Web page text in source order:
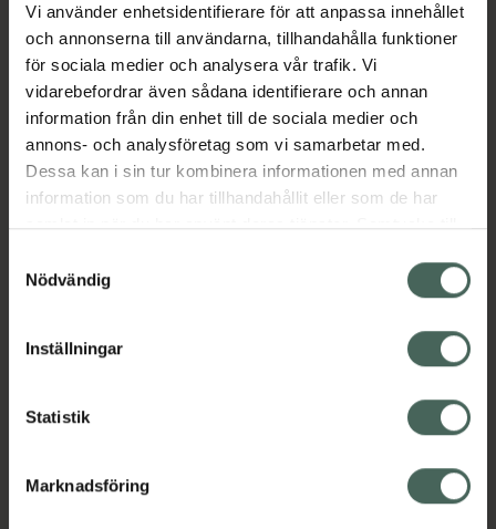
Vi använder enhetsidentifierare för att anpassa innehållet
och annonserna till användarna, tillhandahålla funktioner
för sociala medier och analysera vår trafik. Vi
vidarebefordrar även sådana identifierare och annan
information från din enhet till de sociala medier och
annons- och analysföretag som vi samarbetar med.
Dessa kan i sin tur kombinera informationen med annan
information som du har tillhandahållit eller som de har
samlat in när du har använt deras tjänster. Samtycke till
återkalla ditt samtycke via webbplatsens
cookieinställningar. Ett återkallat samtycke påverkar inte
lagligheten av behandling som skett innan återkallelsen.
Nödvändig
Inställningar
Statistik
Marknadsföring
färgfixerande ingredienser ger det intensiv
färg som glider på och sitter kvar hela dagen
– så bekvämt att du kanske till och med
glömmer att du har det på. Finns i fyra vackra
nyanser.
Jämförpris 35,80 kr/ml
EAN:07333352110473
Läppstift
Innehåll Visa
Instruktioner Visa